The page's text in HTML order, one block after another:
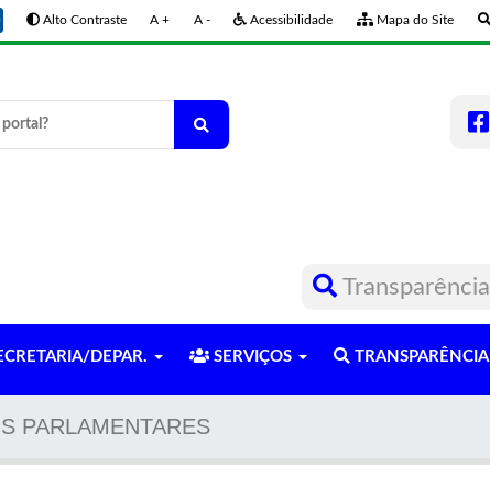
Alto Contraste A + A - Acessibilidade Mapa do Site
Transparência
DEPAR. SERVIÇOS TRANSPARÊNCIA
PARLAMENTARES